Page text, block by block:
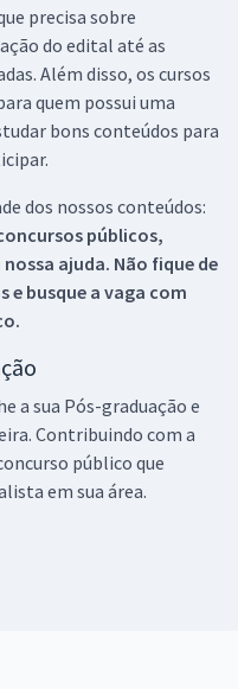
precisa sobre
do edital até as
Além disso, os cursos
quem possui uma
bons conteúdos para
dos nossos conteúdos:
públicos,
nossa ajuda. Não fique de
e busque a vaga com
a sua Pós-graduação e
Contribuindo com a
público que
em sua área.